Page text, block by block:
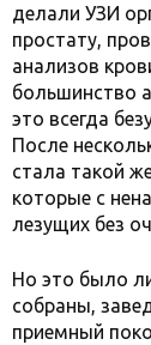
делали УЗИ
простату,
анализов
большинство
это всегда
После
стала такой
которые с
лезущих без
Но это было
собраны,
приемный